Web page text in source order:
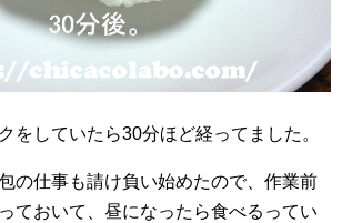
をしていたら30分ほど経ってました。
の仕事も請け負い始めたので、作業前
ておいて、昼になったら食べるってい